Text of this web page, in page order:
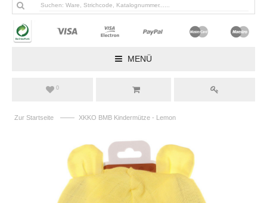
MENÜ
0
Zur Startseite —— XKKO BMB Kindermütze - Lemon